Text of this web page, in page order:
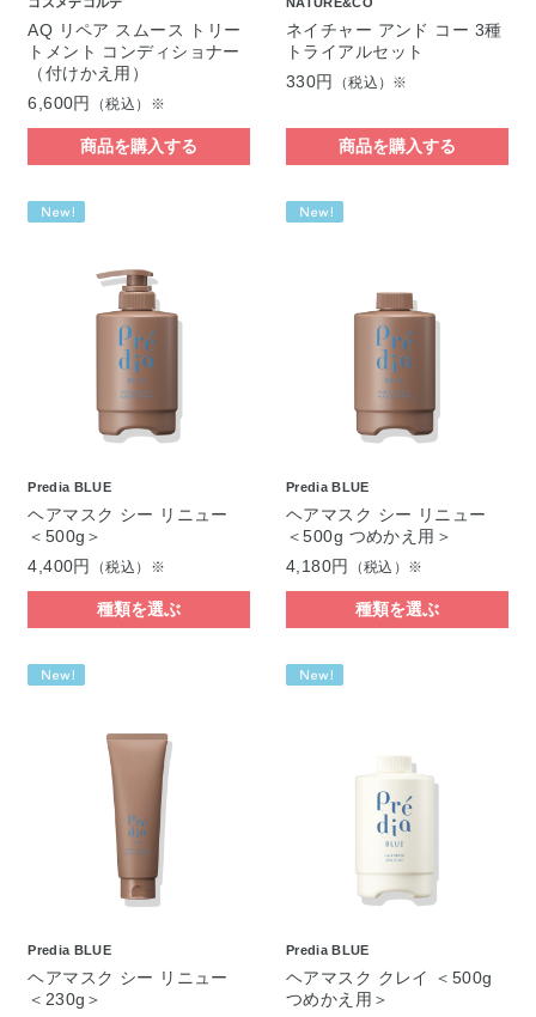
AQ リペア スムース トリー
トメント コンディショナー
（付けかえ用）
6,600円
（税込）※
商品を購入する
ネイチャー アンド コー 3種
トライアルセット
330円
（税込）※
商品を購入する
Predia BLUE
ヘアマスク シー リニュー
＜500g＞
4,400円
（税込）※
種類を選ぶ
Predia BLUE
ヘアマスク シー リニュー
＜500g つめかえ用＞
4,180円
（税込）※
種類を選ぶ
Predia BLUE
ヘアマスク シー リニュー
＜230g＞
Predia BLUE
ヘアマスク クレイ ＜500g
つめかえ用＞